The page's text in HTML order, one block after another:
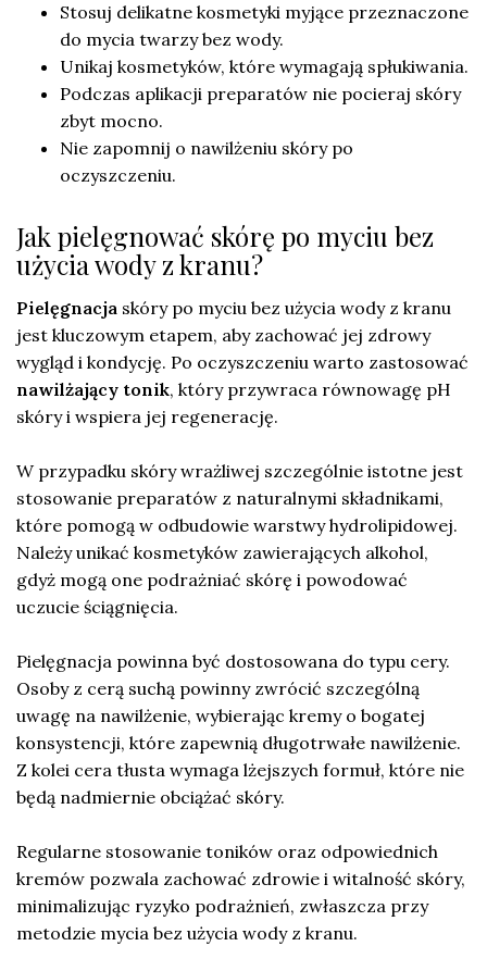
Stosuj delikatne kosmetyki myjące przeznaczone
do mycia twarzy bez wody.
Unikaj kosmetyków, które wymagają spłukiwania.
Podczas aplikacji preparatów nie pocieraj skóry
zbyt mocno.
Nie zapomnij o nawilżeniu skóry po
oczyszczeniu.
Jak pielęgnować skórę po myciu bez
użycia wody z kranu?
Pielęgnacja skóry po myciu bez użycia wody z kranu
jest kluczowym etapem, aby zachować jej zdrowy
wygląd i kondycję. Po oczyszczeniu warto zastosować
nawilżający tonik, który przywraca równowagę pH
skóry i wspiera jej regenerację.
W przypadku skóry wrażliwej szczególnie istotne jest
stosowanie preparatów z naturalnymi składnikami,
które pomogą w odbudowie warstwy hydrolipidowej.
Należy unikać kosmetyków zawierających alkohol,
gdyż mogą one podrażniać skórę i powodować
uczucie ściągnięcia.
Pielęgnacja powinna być dostosowana do typu cery.
Osoby z cerą suchą powinny zwrócić szczególną
uwagę na nawilżenie, wybierając kremy o bogatej
konsystencji, które zapewnią długotrwałe nawilżenie.
Z kolei cera tłusta wymaga lżejszych formuł, które nie
będą nadmiernie obciążać skóry.
Regularne stosowanie toników oraz odpowiednich
kremów pozwala zachować zdrowie i witalność skóry,
minimalizując ryzyko podrażnień, zwłaszcza przy
metodzie mycia bez użycia wody z kranu.